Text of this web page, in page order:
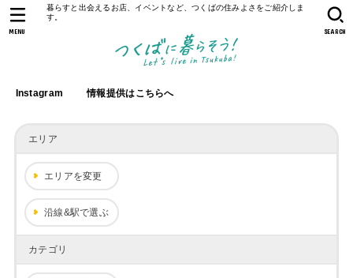
暮らすと出会えるお店、イベントなど、つくばの住みよさをご紹介しま
す。
Instagram 情報提供はこちらへ
SEARCH
MENU
エリア
エリアを変更
沿線&駅で選ぶ
カテゴリ